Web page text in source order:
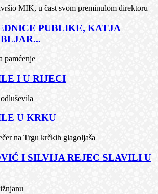
MIK, u čast svom preminulom direktoru
PUBLIKE, KATJA
pamćenje
I U RIJECI
U KRKU
na Trgu krčkih glagoljaša
I SILVIJA REJEC SLAVILI U